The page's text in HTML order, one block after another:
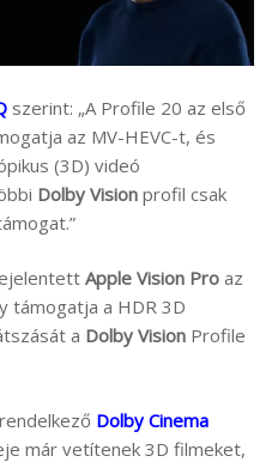
szerint: „A Profile 20 az első
az MV-HEVC-t, és
(3D) videó
Dolby Vision profil csak
Apple Vision Pro az
támogatja a HDR 3D
a Dolby Vision Profile
Dolby Cinema
már vetítenek 3D filmeket,